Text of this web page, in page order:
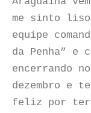
me sinto
equipe
da Penha” e
encerrando
dezembro e
feliz por ter